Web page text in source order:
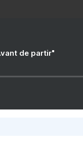
de partir"